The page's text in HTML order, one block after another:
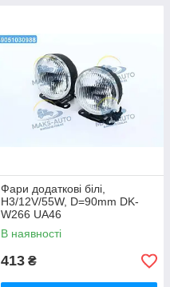
Фари додаткові білі,
H3/12V/55W, D=90mm DK-
W266 UA46
В наявності
413 ₴